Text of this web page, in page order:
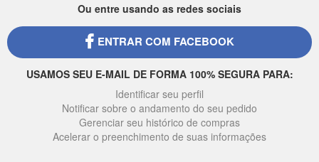
Enviar
Ou entre usando as redes sociais
ENTRAR COM FACEBOOK
USAMOS SEU E-MAIL DE FORMA 100% SEGURA PARA:
Identificar seu perfil
Notificar sobre o andamento do seu pedido
Gerenciar seu histórico de compras
Acelerar o preenchimento de suas informações